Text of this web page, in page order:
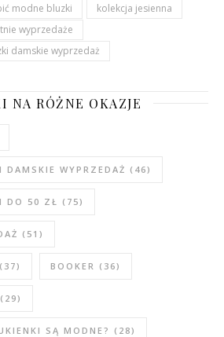
modne bluzki
kolekcja jesienna
wyprzedaże
damskie wyprzedaż
NA RÓŻNE OKAZJE
DAMSKIE WYPRZEDAŻ (46)
DO 50 ZŁ (75)
(51)
(37) BOOKER (36)
(29)
SĄ MODNE? (28)